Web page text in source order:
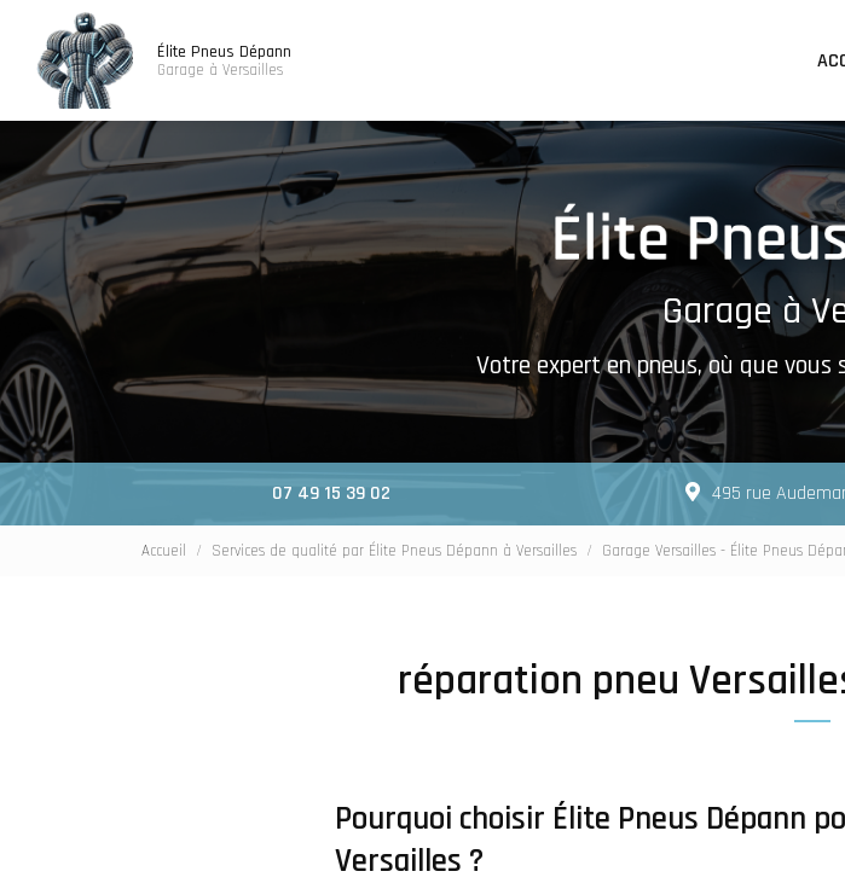
contenu
principal
Élite Pneus Dépann
Garage à Versailles
Garage à
Votre expert en pneus, où que
07 49 15 39 02 495 rue
Accueil Services de qualité par Élite Pneus Dépann à Versailles Garage Versailles - Élite Pneus
réparation pneu
Pourquoi choisir Élite Pneus Dépann
Versailles ?